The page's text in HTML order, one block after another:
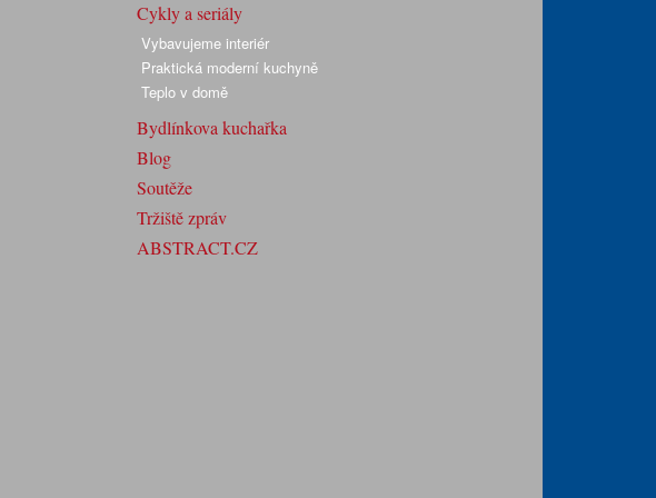
Cykly a seriály
Vybavujeme interiér
Praktická moderní kuchyně
Teplo v domě
Bydlínkova kuchařka
Blog
Soutěže
Tržiště zpráv
ABSTRACT.CZ